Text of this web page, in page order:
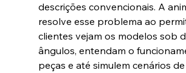
descrições convencionais. A
resolve esse problema ao
clientes vejam os modelos sob
ângulos, entendam o
peças e até simulem cenários